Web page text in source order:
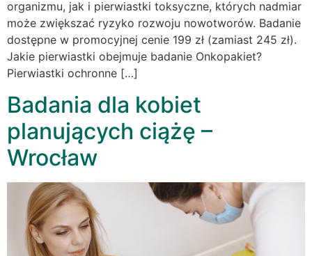
organizmu, jak i pierwiastki toksyczne, których nadmiar
może zwiększać ryzyko rozwoju nowotworów. Badanie
dostępne w promocyjnej cenie 199 zł (zamiast 245 zł).
Jakie pierwiastki obejmuje badanie Onkopakiet?
Pierwiastki ochronne […]
Badania dla kobiet
planujących ciążę –
Wrocław